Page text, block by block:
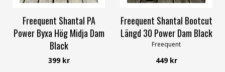
Freequent Shantal PA
Power Byxa Hög Midja Dam
Black
Freequent
399 kr
Freequent Shantal Bootcut
Längd 30 Power Dam Black
Freequent
449 kr